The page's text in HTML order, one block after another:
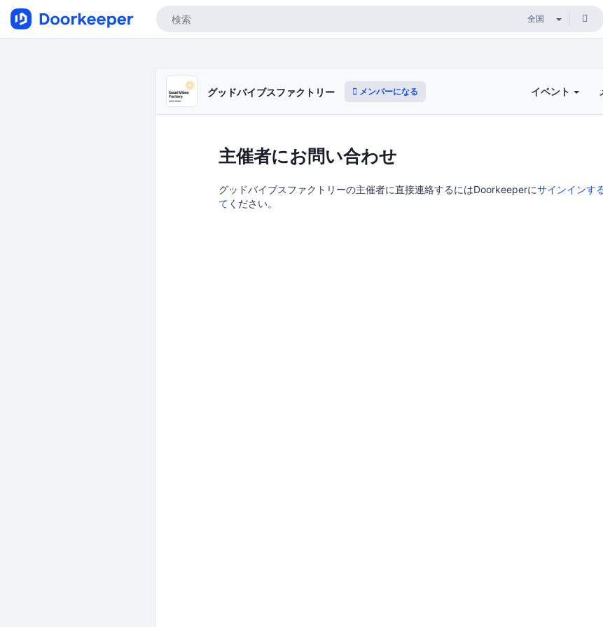
グッドバイブスファクトリー メンバーになる イベント
主催者にお問い合わせ
グッドバイブスファクトリーの主催者に直接連絡するにはDoorkeeperにサインインす
て ください。